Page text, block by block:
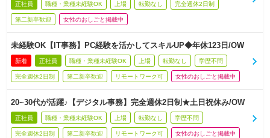
正社員 職種・業種未経験OK 上場 転勤なし 完全週休2日制
第二新卒歓迎 女性のおしごと掲載中
未経験OK【IT事務】PC経験を活かしてスキルUP◆年休123日/OW
新着 正社員 職種・業種未経験OK 上場 転勤なし 学歴不問
完全週休2日制 第二新卒歓迎 リモートワーク可 女性のおしごと掲載中
20~30代が活躍♪【デジタル事務】完全週休2日制★土日祝休み/OW
正社員 職種・業種未経験OK 上場 転勤なし 学歴不問
完全週休2日制 第二新卒歓迎 リモートワーク可 女性のおしごと掲載中